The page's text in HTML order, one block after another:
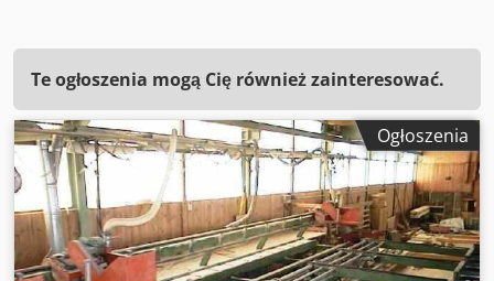
Te ogłoszenia mogą Cię również zainteresować.
Ogłoszenia